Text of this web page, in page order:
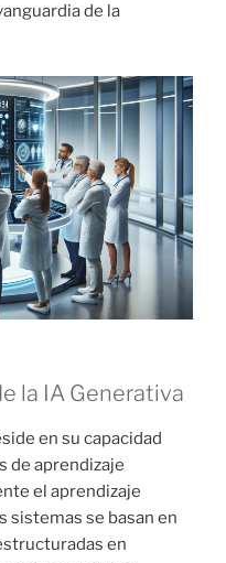
de la
la IA Generativa
en su capacidad
de aprendizaje
el aprendizaje
sistemas se basan en
en